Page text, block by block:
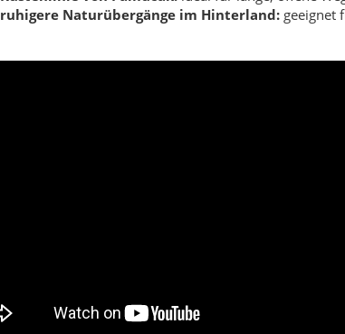
ruhigere Naturübergänge im Hinterland: geeignet